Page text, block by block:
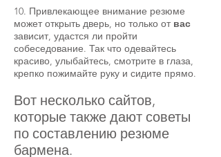
10. Привлекающее внимание резюме
может открыть дверь, но только от вас
зависит, удастся ли пройти
собеседование. Так что одевайтесь
красиво, улыбайтесь, смотрите в глаза,
крепко пожимайте руку и сидите прямо.
Вот несколько сайтов,
которые также дают советы
по составлению резюме
бармена.